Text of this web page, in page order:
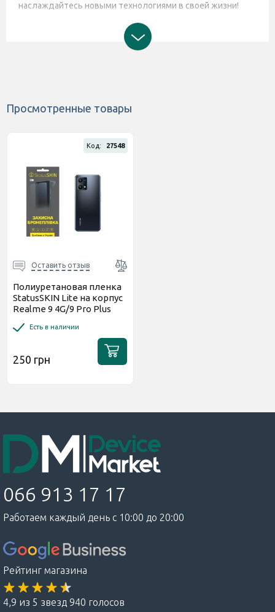
наслаждайтесь новыми технологиями в своей жизни!
Просмотренные товары
Код: 27548
Оставить отзыв
Полиуретановая пленка
StatusSKIN Lite на корпус
Realme 9 4G/9 Pro Plus
Есть в наличии
250 грн
066 913 17 17
Работаем каждый день с 10:00 до 20:00
Рейтинг магазина
4,9 из 5 звезд 940 голосов